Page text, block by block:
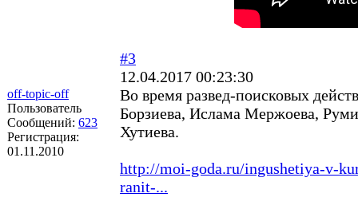
off-topic-off
Пользователь
Сообщений: 623
Регистрация:
01.11.2010
#3
12.04.2017 00:23:30
Во время развед-поисковых
Борзиева, Ислама Мержоева,
Хутиева.
http://moi-goda.ru/ingushetiya-v-
ranit-...